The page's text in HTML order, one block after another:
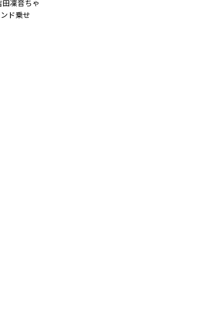
凜音ちゃ
ド乗せ